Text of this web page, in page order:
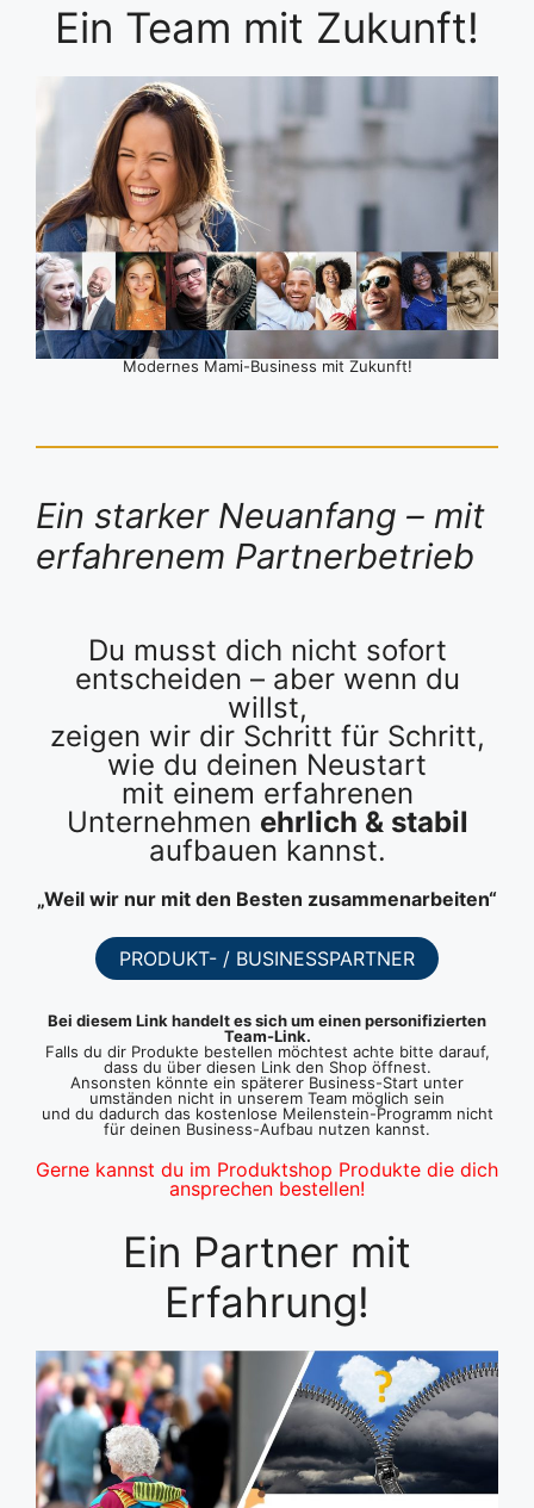
Ein Team mit Zukunft!
Modernes Mami-Business mit Zukunft!
Ein starker Neuanfang – mit
erfahrenem Partnerbetrieb
Du musst dich nicht sofort
entscheiden – aber wenn du
willst,
zeigen wir dir Schritt für Schritt,
wie du deinen Neustart
mit einem erfahrenen
Unternehmen ehrlich & stabil
aufbauen kannst.
„Weil wir nur mit den Besten zusammenarbeiten“
PRODUKT- / BUSINESSPARTNER
Bei diesem Link handelt es sich um einen personifizierten
Team-Link.
Falls du dir Produkte bestellen möchtest achte bitte darauf,
dass du über diesen Link den Shop öffnest.
Ansonsten könnte ein späterer Business-Start unter
umständen nicht in unserem Team möglich sein
und du dadurch das kostenlose Meilenstein-Programm nicht
für deinen Business-Aufbau nutzen kannst.
Gerne kannst du im Produktshop Produkte die dich
ansprechen bestellen!
Ein Partner mit
Erfahrung!